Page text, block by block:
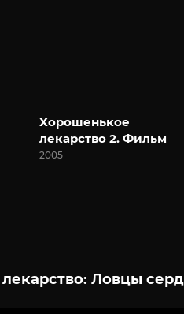
Хорошенькое
лекарство 2. Фильм
2005
Ловцы